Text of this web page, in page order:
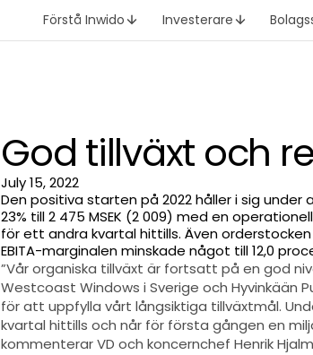
Förstå Inwido Investerare
God tillväxt och
July 15, 2022
Den positiva starten på 2022 håller i sig
23% till 2 475 MSEK (2 009) med en
för ett andra kvartal hittills. Även
EBITA-marginalen minskade något till 12,0
”Vår organiska tillväxt är fortsatt på en god
Westcoast Windows i Sverige och Hyvinkään
för att uppfylla vårt långsiktiga tillväxtmål.
kvartal hittills och når för första gången en
kommenterar VD och koncernchef Henrik